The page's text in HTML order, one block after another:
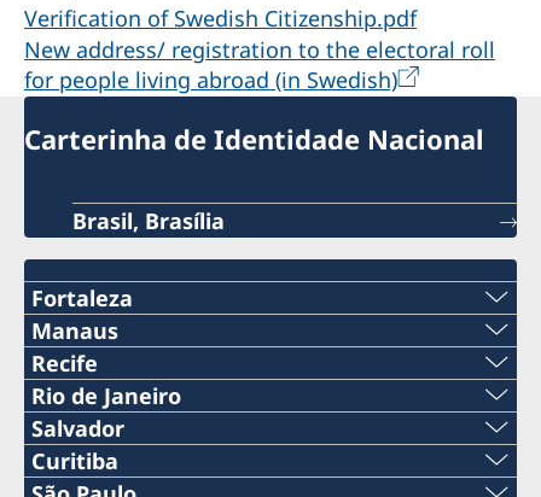
Verification of Swedish Citizenship.pdf
New address/ registration to the electoral roll
for people living abroad (in Swedish)
Carterinha de Identidade Nacional
Brasil, Brasília
Fortaleza
Tel:
+55 85 98551 1215
E-mail:
consuladosueciafortaleza@gmail.com
Manaus
Telefone:
+55 (92) 3643 2005
Telefone:
Recife
Telefone:
+55 (81) 3423 8805
Rio de Janeiro
Telefone:
+55 (21) 3852 3143
Salvador
E-mail:
Curitiba